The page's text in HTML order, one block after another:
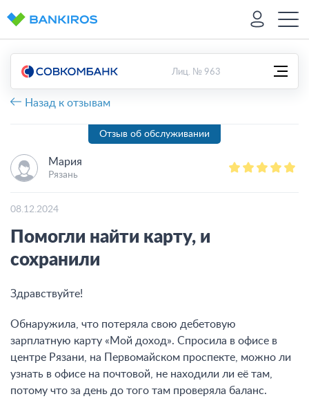
Лиц. № 963
Назад к отзывам
Отзыв об обслуживании
Мария
Рязань
08.12.2024
Помогли найти карту, и
сохранили
Здравствуйте!
Обнаружила, что потеряла свою дебетовую
зарплатную карту «Мой доход». Спросила в офисе в
центре Рязани, на Первомайском проспекте, можно ли
узнать в офисе на почтовой, не находили ли её там,
потому что за день до того там проверяла баланс.